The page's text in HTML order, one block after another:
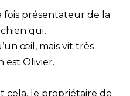
fois présentateur de la
qui,
œil, mais vit très
est Olivier.
le propriétaire de